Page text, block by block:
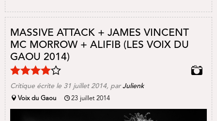
MASSIVE ATTACK + JAMES VINCENT
MC MORROW + ALIFIB (LES VOIX DU
GAOU 2014)
Critique écrite le 31 juillet 2014, parJulienk
Voix du Gaou 23 juillet 2014